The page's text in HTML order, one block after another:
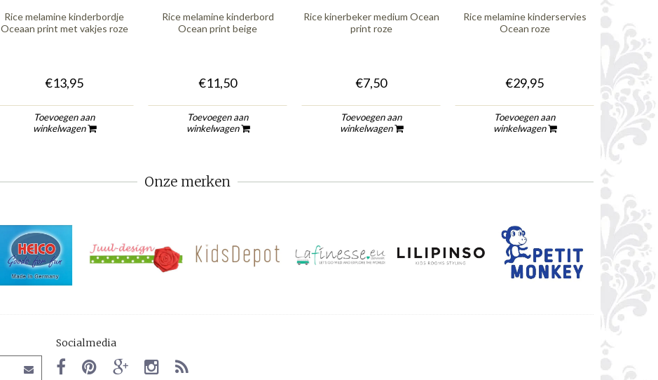
Rice melamine kinderbordje
Oceaan print met vakjes roze
€13,95
Toevoegen aan
winkelwagen
Rice melamine kinderbord
Ocean print beige
€11,50
Toevoegen aan
winkelwagen
Rice kinerbeker medium Ocean
print roze
€7,50
Toevoegen aan
winkelwagen
Rice melamine kinderservies
Ocean roze
€29,95
Toevoegen aan
winkelwagen
Rice
Onze merken
Socialmedia